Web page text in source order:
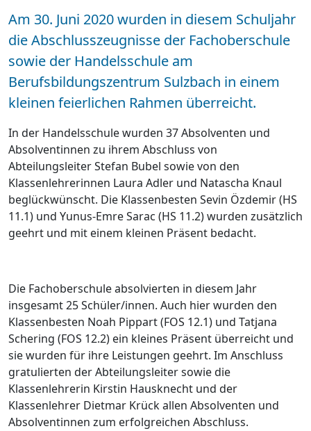
Am 30. Juni 2020 wurden in diesem Schuljahr
die Abschlusszeugnisse der Fachoberschule
sowie der Handelsschule am
Berufsbildungszentrum Sulzbach in einem
kleinen feierlichen Rahmen überreicht.
In der Handelsschule wurden 37 Absolventen und
Absolventinnen zu ihrem Abschluss von
Abteilungsleiter Stefan Bubel sowie von den
Klassenlehrerinnen Laura Adler und Natascha Knaul
beglückwünscht. Die Klassenbesten Sevin Özdemir (HS
11.1) und Yunus-Emre Sarac (HS 11.2) wurden zusätzlich
geehrt und mit einem kleinen Präsent bedacht.
Die Fachoberschule absolvierten in diesem Jahr
insgesamt 25 Schüler/innen. Auch hier wurden den
Klassenbesten Noah Pippart (FOS 12.1) und Tatjana
Schering (FOS 12.2) ein kleines Präsent überreicht und
sie wurden für ihre Leistungen geehrt. Im Anschluss
gratulierten der Abteilungsleiter sowie die
Klassenlehrerin Kirstin Hausknecht und der
Klassenlehrer Dietmar Krück allen Absolventen und
Absolventinnen zum erfolgreichen Abschluss.